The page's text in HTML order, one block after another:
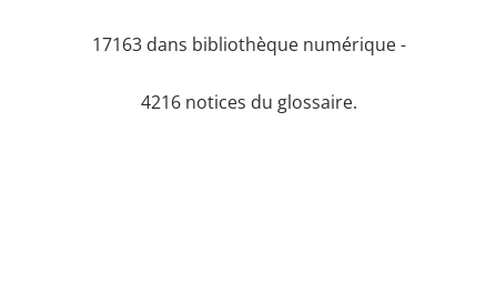
17163 dans bibliothèque numérique -
4216 notices du glossaire.